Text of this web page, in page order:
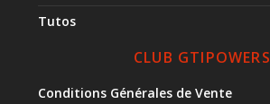
Tutos
CLUB GTIPOWERS
Conditions Générales de Vente